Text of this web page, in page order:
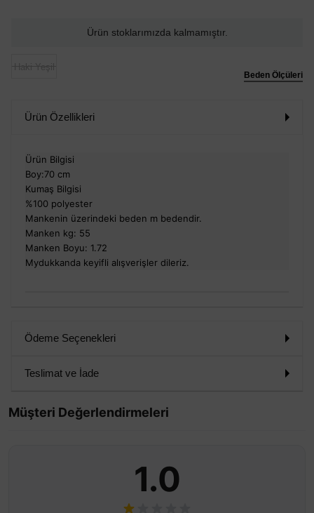
Ürün stoklarımızda kalmamıştır.
Beden Ölçüleri
Ürün Özellikleri
Ürün Bilgisi
Boy:70 cm
Kumaş Bilgisi
%100 polyester
Mankenin üzerindeki beden m bedendir.
Manken kg: 55
Manken Boyu: 1.72
Mydukkanda keyifli alışverişler dileriz.
Ödeme Seçenekleri
Teslimat ve İade
Müşteri Değerlendirmeleri
1.0